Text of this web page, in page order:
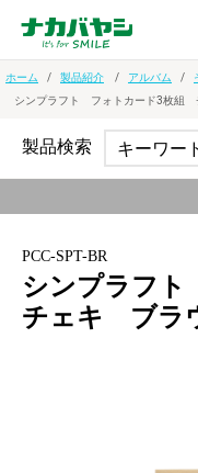
ホーム 製品紹介 アルバム
シンプラフト フォトカード3枚組
PCC-SPT-BR
シンプラフ
チェキ ブラ
製品検索